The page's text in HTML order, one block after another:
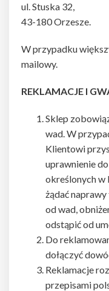
ul. Stuska 32,
43-180 Orzesze.
W przypadku
mailowy.
REKLAMACJE I
Sklep
wad. W
Klientowi
uprawnienie
określonych w
żądać
od wad,
odstąpić od
Do
dołączyć
Reklamacje
przepisami